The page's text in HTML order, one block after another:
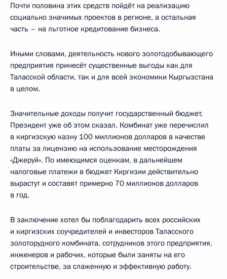
Почти половина этих средств пойдёт на реализацию
социально значимых проектов в регионе, а остальная
часть – на льготное кредитование бизнеса.
Иными словами, деятельность нового золотодобывающего
предприятия принесёт существенные выгоды как для
Таласской области, так и для всей экономики Кыргызстана
в целом.
Значительные доходы получит государственный бюджет,
Президент уже об этом сказал. Комбинат уже перечислил
в киргизскую казну 100 миллионов долларов в качестве
платы за лицензию на использование месторождения
«Джеруй». По имеющимся оценкам, в дальнейшем
налоговые платежи в бюджет Киргизии действительно
вырастут и составят примерно 70 миллионов долларов
в год.
В заключение хотел бы поблагодарить всех российских
и киргизских соучредителей и инвесторов Таласского
золоторудного комбината, сотрудников этого предприятия,
инженеров и рабочих, которые были заняты на его
строительстве, за слаженную и эффективную работу.